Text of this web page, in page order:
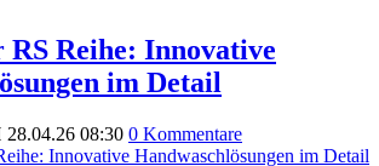
RS Reihe: Innovative
im Detail
28.04.26 08:30 0 Kommentare